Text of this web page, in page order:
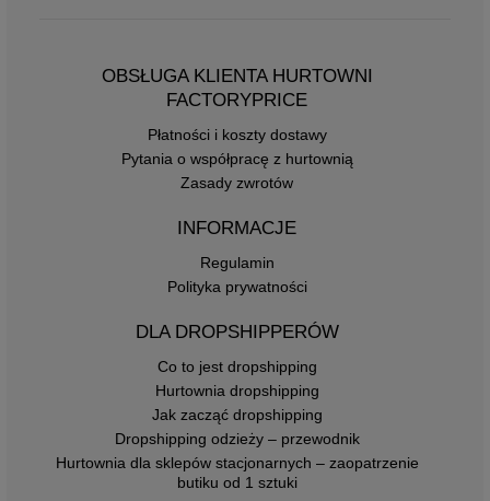
OBSŁUGA KLIENTA HURTOWNI
FACTORYPRICE
Płatności i koszty dostawy
Pytania o współpracę z hurtownią
Zasady zwrotów
INFORMACJE
Regulamin
Polityka prywatności
DLA DROPSHIPPERÓW
Co to jest dropshipping
Hurtownia dropshipping
Jak zacząć dropshipping
Dropshipping odzieży – przewodnik
Hurtownia dla sklepów stacjonarnych – zaopatrzenie
butiku od 1 sztuki